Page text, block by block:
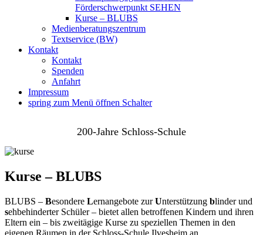
Förderschwerpunkt SEHEN
Kurse – BLUBS
Medienberatungszentrum
Textservice (BW)
Kontakt
Kontakt
Spenden
Anfahrt
Impressum
spring zum Menü öffnen Schalter
200-Jahre Schloss-Schule
Kurse – BLUBS
BLUBS – Besondere Lernangebote zurUnterstützung blinder und
sehbehinderter Schüler – bietet allen betroffenen Kindern und ihren
Eltern ein – bis zweitägige Kurse zu speziellen Themen in den
eigenen Räumen in der Schloss-Schule Ilvesheim an.